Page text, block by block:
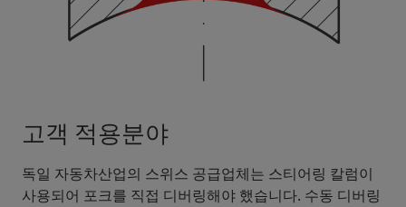
고객 적용분야
독일 자동차산업의 스위스 공급업체는 스티어링 칼럼이
사용되어 포크를 직접 디버링해야 했습니다. 수동 디버링